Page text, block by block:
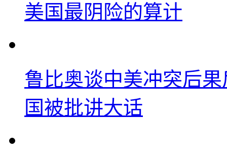
美国最阴险的算计
鲁比奥谈中美冲突后
国被批讲大话